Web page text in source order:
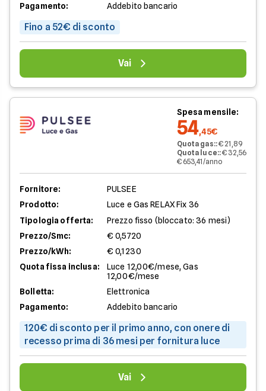
Pagamento:
Addebito bancario
Fino a 52€ di sconto
Vai
Spesa mensile:
54,45€
Quota gas::€ 21,89
Quota luce::€ 32,56
€ 653,41/anno
Fornitore:
PULSEE
Prodotto:
Luce e Gas RELAX Fix 36
Tipologia offerta:
Prezzo fisso (bloccato: 36 mesi)
Prezzo/Smc:
€ 0,5720
Prezzo/kWh:
€ 0,1230
Quota fissa inclusa:
Luce 12,00€/mese, Gas
12,00€/mese
Bolletta:
Elettronica
Pagamento:
Addebito bancario
120€ di sconto per il primo anno, con onere di
recesso prima di 36 mesi per fornitura luce
Vai